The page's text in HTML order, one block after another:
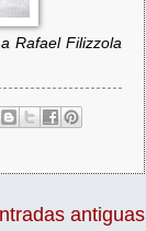
Rafael Filizzola
antiguas